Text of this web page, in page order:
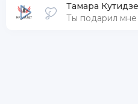
Тамара Кутидзе